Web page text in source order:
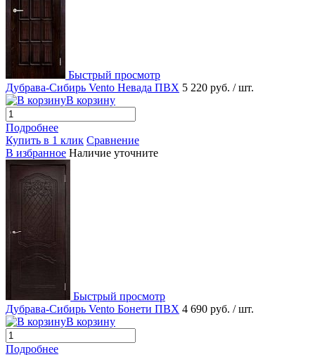
Быстрый просмотр
Дубрава-Сибирь Vento Невада ПВХ 5 220 руб. / шт.
В корзину
Подробнее
Купить в 1 клик Сравнение
В избранное Наличие уточните
Быстрый просмотр
Дубрава-Сибирь Vento Бонети ПВХ 4 690 руб. / шт.
В корзину
Подробнее